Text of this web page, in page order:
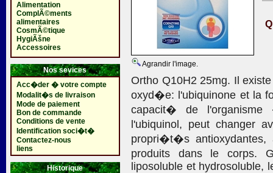
Alimentation
ComplÃ©ments
alimentaires
CosmÃ©tique
HygiÃšne
Accessoires
Nos sevices
Acc�der � votre compte
Modalit�s de livraison
Mode de paiement
Bon de commande
Conditions de vente
Identification soci�t�
Contactez-nous
liens
Historique
Agrandir l'image.
Ortho Q10H2 25mg. Il
oxyd�e: l'ubiquinone et la
capacit� de
l'ubiquinol, peut changer
propri�t�s
produits dans le
liposoluble et hydrosoluble,